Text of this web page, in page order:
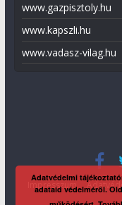
www.gazpisztoly.hu
www.kapszli.hu
www.vadasz-vilag.hu
Impresszum
Adatvédelmi
adataid védelméről.